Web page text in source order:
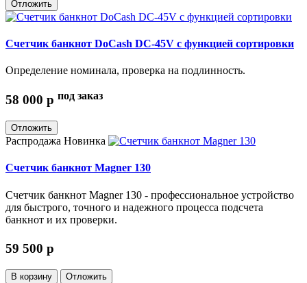
Отложить
Счетчик банкнот DoCash DC-45V с функцией сортировки
Определение номинала, проверка на подлинность.
58 000 p под заказ
Отложить
Распродажа Новинка
Счетчик банкнот Magner 130
Счетчик банкнот Magner 130 - профессиональное устройство
для быстрого, точного и надежного процесса подсчета
банкнот и их проверки.
59 500 p
В корзину Отложить